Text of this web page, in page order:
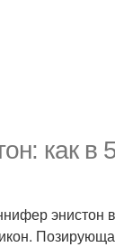
как в
энистон